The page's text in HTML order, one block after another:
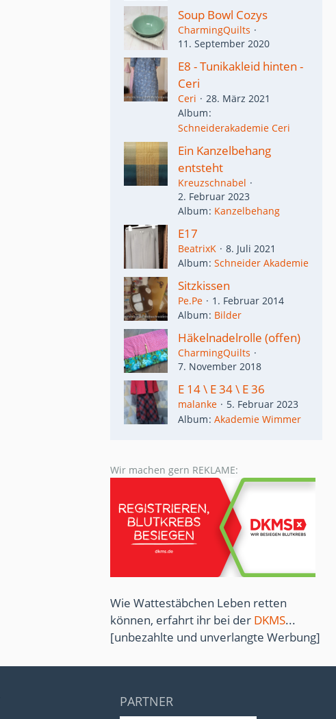
Soup Bowl Cozys
CharmingQuilts
11. September 2020
E8 - Tunikakleid hinten -
Ceri
Ceri
28. März 2021
Album
Schneiderakademie Ceri
Ein Kanzelbehang
entsteht
Kreuzschnabel
2. Februar 2023
Album Kanzelbehang
E17
BeatrixK
8. Juli 2021
Album Schneider Akademie
Sitzkissen
Pe.Pe
1. Februar 2014
Album Bilder
Häkelnadelrolle (offen)
CharmingQuilts
7. November 2018
E 14 \ E 34 \ E 36
malanke
5. Februar 2023
Album Akademie Wimmer
Wir machen gern REKLAME:
Wie Wattestäbchen Leben retten
können, erfahrt ihr bei der DKMS...
[unbezahlte und unverlangte Werbung]
PARTNER